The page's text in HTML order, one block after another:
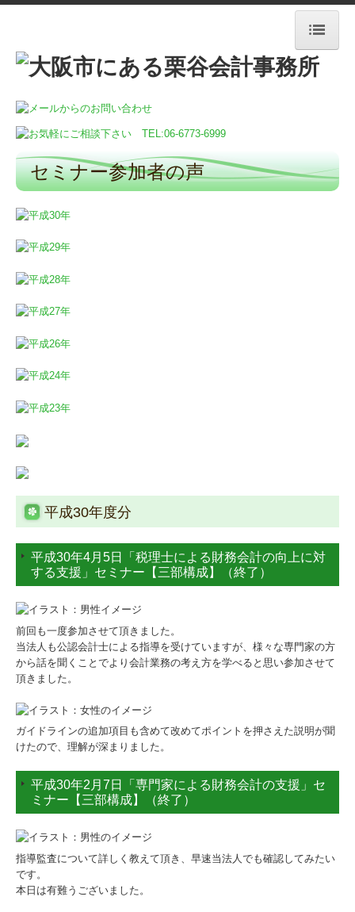
所長紹介
経営理念
社会福祉法人様向け
社福会計基準省令
社会福祉法人の皆様に向けたセミナー
社会福祉充実残額
社会福祉法人の税務
社会福祉法人の皆様へ
社会福祉法人会計Q&A
コラム
「財務会計に関する支援」のご提案
経営革新等支援機関とは
マイナンバー制度への対応
経営改善計画策定支援
事業計画の作成
セミナー参加者の声
平成30年度分
平成30年4月5日「税理士による財務会計の向上に対
する支援」セミナー【三部構成】（終了）
前回も一度参加させて頂きました。
当法人も公認会計士による指導を受けていますが、様々な専門家の方
から話を聞くことでより会計業務の考え方を学べると思い参加させて
頂きました。
ガイドラインの追加項目も含めて改めてポイントを押さえた説明が聞
けたので、理解が深まりました。
平成30年2月7日「専門家による財務会計の支援」セ
ミナー【三部構成】（終了）
指導監査について詳しく教えて頂き、早速当法人でも確認してみたい
です。
本日は有難うございました。